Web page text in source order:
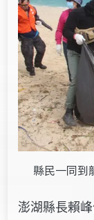
縣民一同到
澎湖縣長賴